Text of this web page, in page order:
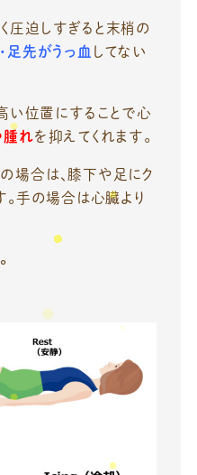
ると末梢の
足先がうっ血 してない
い位置にすることで心
腫れを抑えてくれます。
、膝下や足にク
。手の場合は心臓より